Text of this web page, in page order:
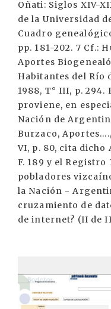
Oñati: Siglos XIV-
de la Universidad
Cuadro
pp. 181-202. 7 Cf.:
Aportes
Habitantes del Río
1988, T° III, p.
proviene, en
Nación de
Burzaco,
VI, p. 80, cita dicho
F. 189 y el Registro
pobladores
la Nación -
cruzamiento de
de internet? (II de